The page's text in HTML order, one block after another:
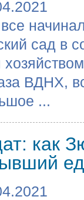
сад в
ВДНХ,
...
как